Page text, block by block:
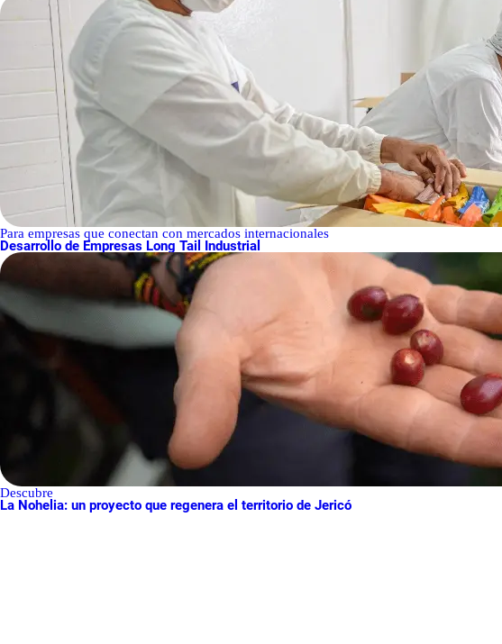
Para empresas que conectan con mercados internacionales
Desarrollo de Empresas Long Tail Industrial
Descubre
La Nohelia: un proyecto que regenera el territorio de Jericó